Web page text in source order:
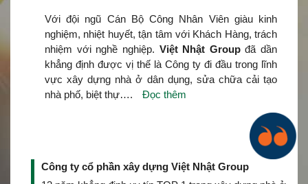
Với đội ngũ Cán Bộ Công Nhân Viên giàu kinh
nghiệm, nhiệt huyết, tận tâm với Khách Hàng, trách
nhiệm với nghề nghiệp. Việt Nhật Groupđã dần
khẳng định được vị thế là Công ty đi đầu trong lĩnh
vực xây dựng nhà ở dân dụng, sửa chữa cải tạo
nhà phố, biệt thự….
Đọc thêm
Công ty cổ phần xây dựng Việt Nhật Group